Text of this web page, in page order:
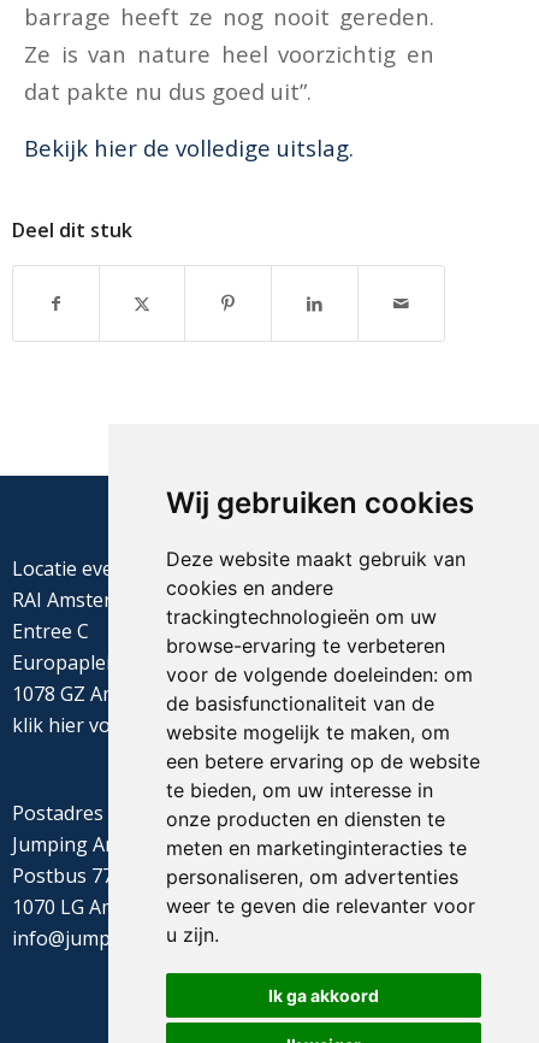
Wij gebruiken cookies
Deze website maakt gebruik van
cookies en andere
trackingtechnologieën om uw
browse-ervaring te verbeteren
voor de volgende doeleinden: om
de basisfunctionaliteit van de
website mogelijk te maken, om
een betere ervaring op de website
te bieden, om uw interesse in
onze producten en diensten te
meten en marketinginteracties te
personaliseren, om advertenties
weer te geven die relevanter voor
u zijn.
Ik ga akkoord
barrage heeft ze nog nooit gereden.
Ze is van nature heel voorzichtig en
dat pakte nu dus goed uit”.
Bekijk hier de volledige uitslag.
Deel dit stuk
Locatie evenement
RAI Amsterdam
Entree C
Europaplein 22
1078 GZ Amsterdam
klik hiervoor de routebeschrijving
Postadres
Jumping Amsterdam
Postbus 77655
1070 LG Amsterdam
info@jumpingamsterdam.nl